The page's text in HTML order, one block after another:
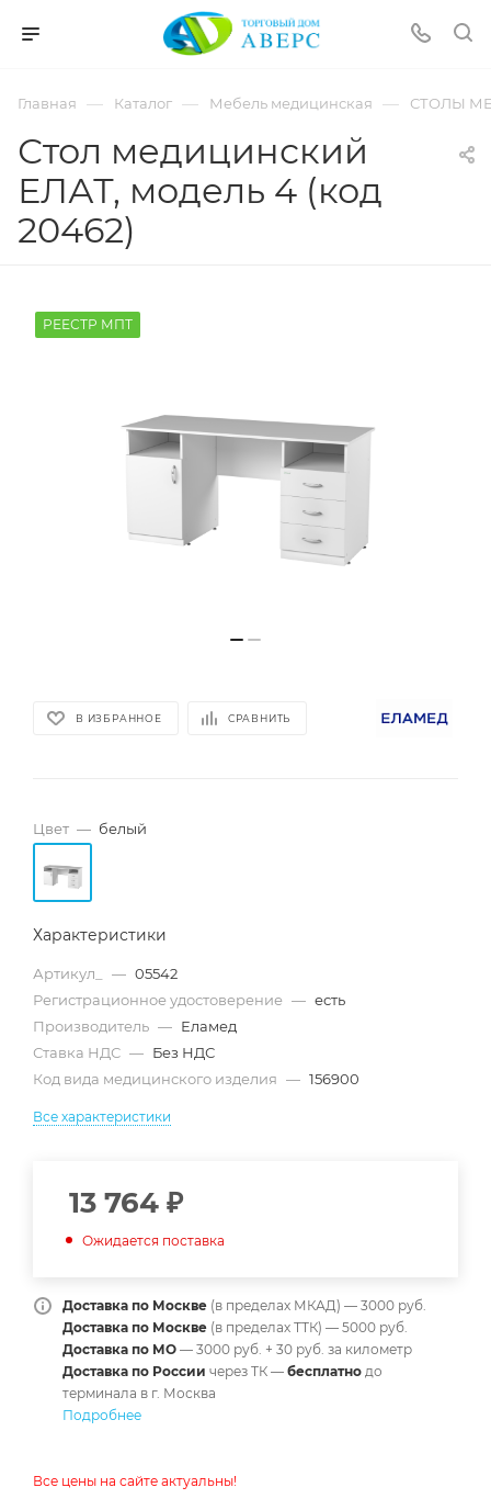
Главная — Каталог — Мебель медицинская — СТОЛЫ
Стол медицинский
ЕЛАТ, модель 4 (код
20462)
РЕЕСТР МПТ
В ИЗБРАННОЕ СРАВНИТЬ
Цвет — белый
Характеристики
Артикул_ — 05542
Регистрационное удостоверение — есть
Производитель — Еламед
Ставка НДС — Без НДС
Код вида медицинского изделия — 156900
Все характеристики
13 764 ₽
Ожидается поставка
Доставка по Москве (в пределах МКАД) — 3000 руб.
Доставка по Москве (в пределах ТТК) — 5000 руб.
Доставка по МО — 3000 руб. + 30 руб. за километр
Доставка по России через ТК — бесплатно до
терминала в г. Москва
Подробнее
Все цены на сайте актуальны!
pornspider.info
xnxx